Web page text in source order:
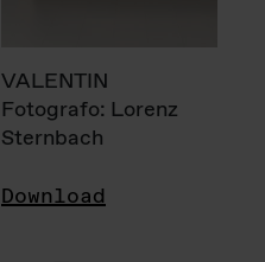
VALENTIN
Fotografo: Lorenz
Sternbach
Download